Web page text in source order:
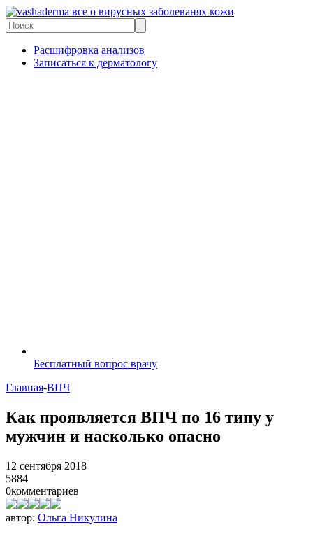
все о вирусных заболеванях кожи
Расшифровка анализов
Записаться к дерматологу
Бесплатный вопрос врачу
Главная-ВПЧ
Как проявляется ВПЧ по 16 типу у
мужчин и насколько опасно
12 сентября 2018
5884
0комментариев
автор: Ольга Никулина